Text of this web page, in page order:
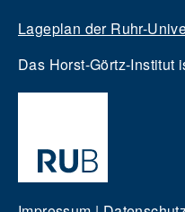
Lageplan der Ruhr-
Das Horst-Görtz-Institut